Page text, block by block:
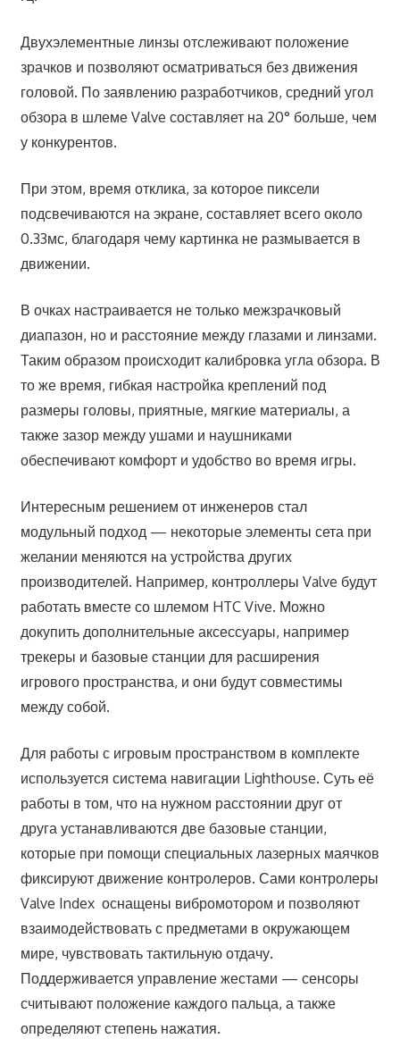
Двухэлементные линзы отслеживают положение
зрачков и позволяют осматриваться без движения
головой. По заявлению разработчиков, средний угол
обзора в шлеме Valve составляет на 20° больше, чем
у конкурентов.
При этом, время отклика, за которое пиксели
подсвечиваются на экране, составляет всего около
0.33мс, благодаря чему картинка не размывается в
движении.
В очках настраивается не только межзрачковый
диапазон, но и расстояние между глазами и линзами.
Таким образом происходит калибровка угла обзора. В
то же время, гибкая настройка креплений под
размеры головы, приятные, мягкие материалы, а
также зазор между ушами и наушниками
обеспечивают комфорт и удобство во время игры.
Интересным решением от инженеров стал
модульный подход — некоторые элементы сета при
желании меняются на устройства других
производителей. Например, контроллеры Valve будут
работать вместе со шлемом HTC Vive. Можно
докупить дополнительные аксессуары, например
трекеры и базовые станции для расширения
игрового пространства, и они будут совместимы
между собой.
Для работы с игровым пространством в комплекте
используется система навигации Lighthouse. Суть её
работы в том, что на нужном расстоянии друг от
друга устанавливаются две базовые станции,
которые при помощи специальных лазерных маячков
фиксируют движение контролеров. Сами контролеры
Valve Index оснащены вибромотором и позволяют
взаимодействовать с предметами в окружающем
мире, чувствовать тактильную отдачу.
Поддерживается управление жестами — сенсоры
считывают положение каждого пальца, а также
определяют степень нажатия.